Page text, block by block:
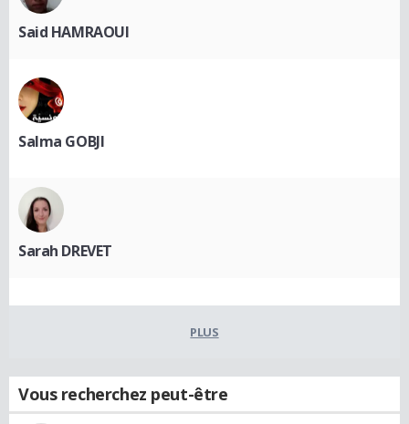
Said HAMRAOUI
Salma GOBJI
Sarah DREVET
PLUS
Vous recherchez peut-être